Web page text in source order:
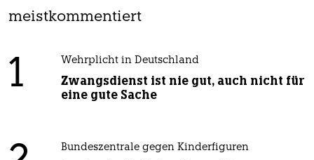
meistkommentiert
1 Wehrplicht in Deutschland
Zwangsdienst ist nie gut, auch nicht für
eine gute Sache
Bundeszentrale gegen Kinderfiguren